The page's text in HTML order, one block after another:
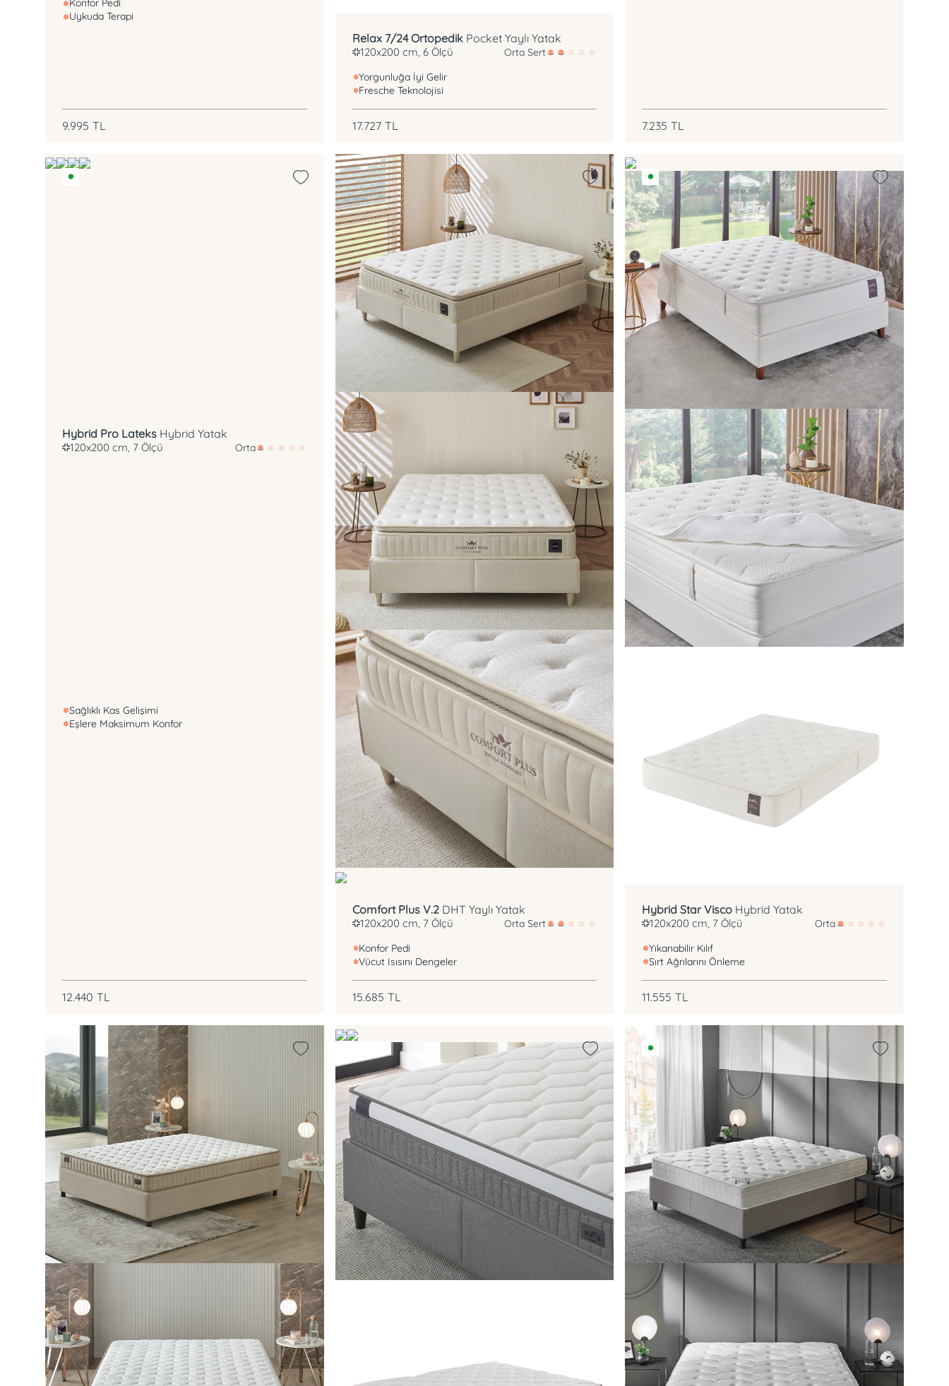
Konfor Pedi
Uykuda Terapi
9.995 TL
Relax 7/24 Ortopedik Pocket Yaylı Yatak
120x200 cm, 6 Ölçü
Orta Sert
Yorgunluğa İyi Gelir
Fresche Teknolojisi
17.727 TL 7.235 TL
7 Bölgeli Pocket Yay
Hybrid Pro Lateks Hybrid Yatak
120x200 cm, 7 Ölçü Orta
Sağlıklı Kas Gelişimi
Eşlere Maksimum Konfor
12.440 TL
Comfort Plus V.2 DHT Yaylı Yatak
120x200 cm, 7 Ölçü
Orta Sert
Konfor Pedi
Vücut Isısını Dengeler
15.685 TL
Hybrid Star Visco Hybrid Yatak
120x200 cm, 7 Ölçü
Orta
Yıkanabilir Kılıf
Sırt Ağrılarını Önleme
11.555 TL